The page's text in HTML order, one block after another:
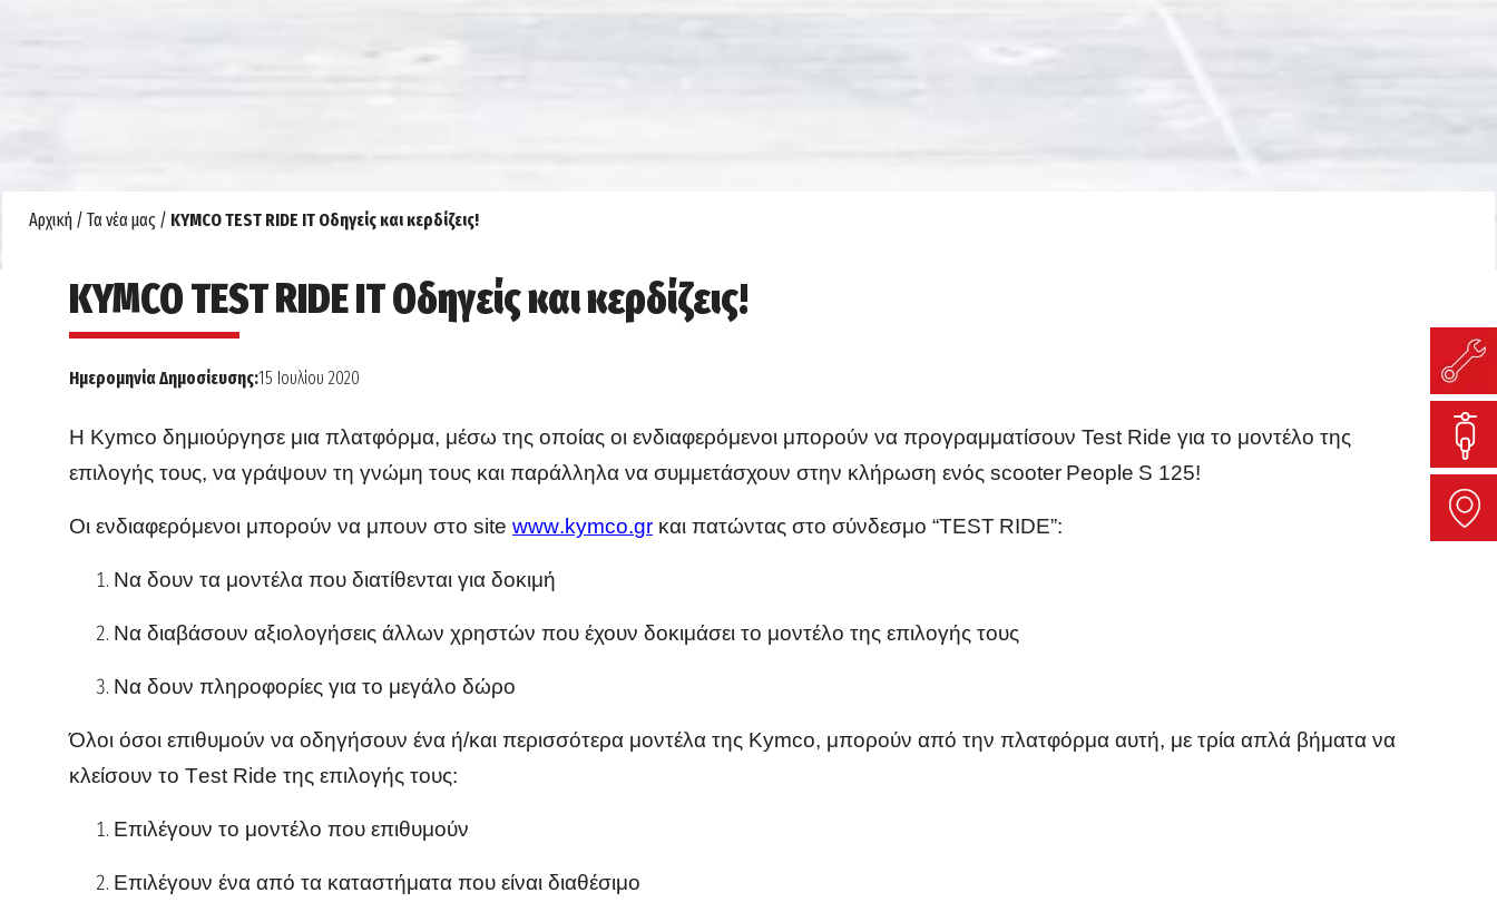
Αρχική / Τα νέα μας / KYMCO TEST RIDE IT Οδηγείς και κερδίζεις!
KYMCO TEST RIDE IT Οδηγείς και κερδίζεις!
Ημερομηνία Δημοσίευσης:15 Ιουλίου 2020
Η Kymco δημιούργησε μια πλατφόρμα, μέσω της οποίας οι ενδιαφερόμενοι μπορούν να προγραμματίσουν Test Ride για το μοντέλο της
επιλογής τους, να γράψουν τη γνώμη τους και παράλληλα να συμμετάσχουν στην κλήρωση ενός scooter People S 125!
Οι ενδιαφερόμενοι μπορούν να μπουν στο site www.kymco.gr και πατώντας στο σύνδεσμο “TΕST RIDE”:
Να δουν τα μοντέλα που διατίθενται για δοκιμή
Να διαβάσουν αξιολογήσεις άλλων χρηστών που έχουν δοκιμάσει το μοντέλο της επιλογής τους
Να δουν πληροφορίες για το μεγάλο δώρο
Όλοι όσοι επιθυμούν να οδηγήσουν ένα ή/και περισσότερα μοντέλα της Kymco, μπορούν από την πλατφόρμα αυτή, με τρία απλά βήματα να
κλείσουν το Test Ride της επιλογής τους:
Επιλέγουν το μοντέλο που επιθυμούν
Επιλέγουν ένα από τα καταστήματα που είναι διαθέσιμο